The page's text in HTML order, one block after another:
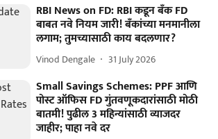
RBI News on FD: RBI कडून बँक FD
बाबत नवे नियम जारी! बँकांच्या मनमानीला
लगाम; तुमच्यासाठी काय बदलणार?
Vinod Dengale 31 July 2026
Small Savings Schemes: PPF आणि
पोस्ट ऑफिस FD गुंतवणूकदारांसाठी मोठी
बातमी! पुढील 3 महिन्यांसाठी व्याजदर
जाहीर; पाहा नवे दर